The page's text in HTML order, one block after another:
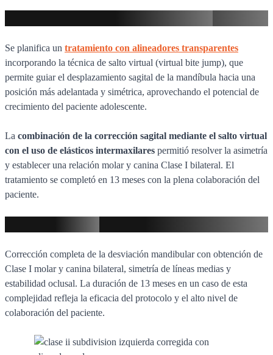
Se planifica un tratamiento con alineadores transparentes
incorporando la técnica de salto virtual (virtual bite jump), que
permite guiar el desplazamiento sagital de la mandíbula hacia una
posición más adelantada y simétrica, aprovechando el potencial de
crecimiento del paciente adolescente.
La combinación de la corrección sagital mediante el salto virtual
con el uso de elásticos intermaxilares permitió resolver la asimetría
y establecer una relación molar y canina Clase I bilateral. El
tratamiento se completó en 13 meses con la plena colaboración del
paciente.
Corrección completa de la desviación mandibular con obtención de
Clase I molar y canina bilateral, simetría de líneas medias y
estabilidad oclusal. La duración de 13 meses en un caso de esta
complejidad refleja la eficacia del protocolo y el alto nivel de
colaboración del paciente.